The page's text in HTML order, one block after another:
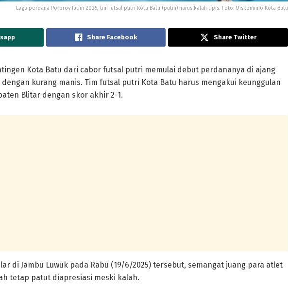
Laga perdana Porprov Jatim 2025, tim futsal putri Kota Batu (putih) harus kalah tipis. Foto: Diskominfo Kota Batu
Share Facebook Share Twitter
Kota Batu dari cabor futsal putri memulai debut perdananya di ajang
dengan kurang manis. Tim futsal putri Kota Batu harus mengakui keunggulan
Blitar dengan skor akhir 2-1.
di Jambu Luwuk pada Rabu (19/6/2025) tersebut, semangat juang para atlet
tetap patut diapresiasi meski kalah.